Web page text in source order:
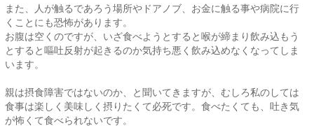
また、人が触るであろう場所やドアノブ、お金に触る事や病院に行
くことにも恐怖があります。
お腹は空くのですが、いざ食べようとすると喉が締まり飲み込もう
とすると嘔吐反射が起きるのか気持ち悪く飲み込めなくなってしま
います。
親は摂食障害ではないのか、と聞いてきますが、むしろ私のしては
食事は楽しく美味しく摂りたくて必死です。食べたくても、吐き気
が怖くて食べられないです。